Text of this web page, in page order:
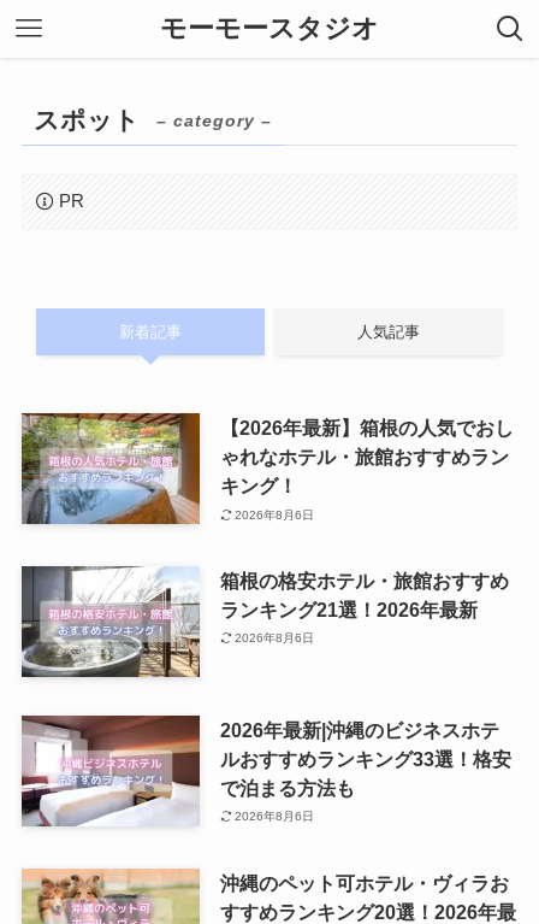
モーモースタジオ
スポット – category –
PR
新着記事 人気記事
【2026年最新】箱根の人気でおし
ゃれなホテル・旅館おすすめラン
キング！
2026年8月6日
箱根の格安ホテル・旅館おすすめ
ランキング21選！2026年最新
2026年8月6日
2026年最新|沖縄のビジネスホテ
ルおすすめランキング33選！格安
で泊まる方法も
2026年8月6日
沖縄のペット可ホテル・ヴィラお
すすめランキング20選！2026年最